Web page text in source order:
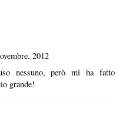
2012
nessuno, però mi ha fatto
grande!